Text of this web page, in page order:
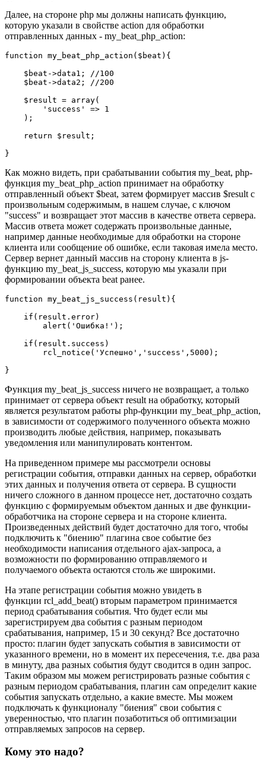
Далее, на стороне php мы должны написать функцию,
которую указали в свойстве action для обработки
отправленных данных - my_beat_php_action:
function my_beat_php_action($beat){
    $beat->data1; //100
    $beat->data2; //200
    $result = array(
        'success' => 1
    );
    return $result;
}
Как можно видеть, при срабатывании события my_beat, php-
функция my_beat_php_action принимает на обработку
отправленный объект $beat, затем формирует массив $result с
произвольным содержимым, в нашем случае, с ключом
"success" и возвращает этот массив в качестве ответа сервера.
Массив ответа может содержать произвольные данные,
например данные необходимые для обработки на стороне
клиента или сообщение об ошибке, если таковая имела место.
Сервер вернет данный массив на сторону клиента в js-
функцию my_beat_js_success, которую мы указали при
формировании объекта beat ранее.
function my_beat_js_success(result){
    if(result.error)
        alert('Ошибка!');
    if(result.success)
        rcl_notice('Успешно','success',5000);
}
Функция my_beat_js_success ничего не возвращает, а только
принимает от сервера объект result на обработку, который
является результатом работы php-функции my_beat_php_action,
в зависимости от содержимого полученного объекта можно
производить любые действия, например, показывать
уведомления или манипулировать контентом.
На приведенном примере мы рассмотрели основы
регистрации события, отправки данных на сервер, обработки
этих данных и получения ответа от сервера. В сущности
ничего сложного в данном процессе нет, достаточно создать
функцию с формируемым объектом данных и две функции-
обработчика на стороне сервера и на стороне клиента.
Произведенных действий будет достаточно для того, чтобы
подключить к "биению" плагина свое событие без
необходимости написания отдельного ajax-запроса, а
возможности по формированию отправляемого и
получаемого объекта остаются столь же широкими.
На этапе регистрации события можно увидеть в
функции rcl_add_beat() вторым параметром принимается
период срабатывания события. Что будет если мы
зарегистрируем два события с разным периодом
срабатывания, например, 15 и 30 секунд? Все достаточно
просто: плагин будет запускать события в зависимости от
указанного времени, но в момент их пересечения, т.е. два раза
в минуту, два разных события будут сводится в один запрос.
Таким образом мы можем регистрировать разные события с
разным периодом срабатывания, плагин сам определит какие
события запускать отдельно, а какие вместе. Мы можем
подключать к функционалу "биения" свои события с
уверенностью, что плагин позаботиться об оптимизации
отправляемых запросов на сервер.
Кому это надо?